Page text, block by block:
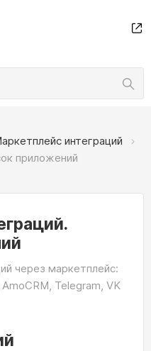
интеграций
приложений
через маркетплейс:
Telegram, VK